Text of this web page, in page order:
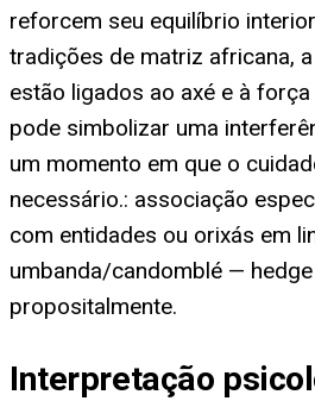
reforcem seu equilíbrio
tradições de matriz africana,
estão ligados ao axé e à
pode simbolizar uma
um momento em que o
necessário.: associação
com entidades ou orixás em
umbanda/candomblé —
propositalmente.
Interpretação